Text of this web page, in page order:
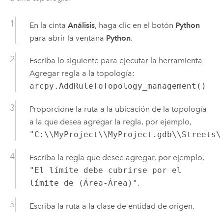
En la cinta Análisis, haga clic en el botón Python
para abrir la ventana Python.
Escriba lo siguiente para ejecutar la herramienta
Agregar regla a la topología:
arcpy.AddRuleToTopology_management()
Proporcione la ruta a la ubicación de la topología
a la que desea agregar la regla, por ejemplo,
Escriba la regla que desee agregar, por ejemplo,
"El límite debe cubrirse por el
límite de (Área-Área)" .
Escriba la ruta a la clase de entidad de origen.